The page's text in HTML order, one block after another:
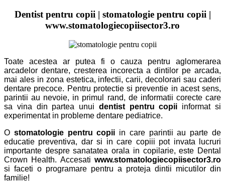
Dentist pentru copii | stomatologie pentru copii |
www.stomatologiecopiisector3.ro
Toate acestea ar putea fi o cauza pentru aglomerarea
arcadelor dentare, cresterea incorecta a dintilor pe arcada,
mai ales in zona estetica, infectii, carii, decolorari sau caderi
dentare precoce. Pentru protectie si preventie in acest sens,
parintii au nevoie, in primul rand, de informatii corecte care
sa vina din partea unui dentist pentru copii informat si
experimentat in probleme dentare pediatrice.
O stomatologie pentru copii in care parintii au parte de
educatie preventiva, dar si in care copiii pot invata lucruri
importante despre sanatatea orala in copilarie, este Dental
Crown Health. Accesati www.stomatologiecopiisector3.ro
si faceti o programare pentru a proteja dintii micutilor din
familie!